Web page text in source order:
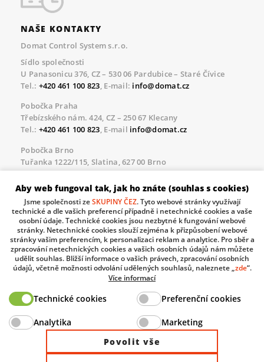
NAŠE KONTAKTY
Domat Control System s.r.o.
Sídlo společnosti
U Panasonicu 376, CZ – 530 06 Pardubice – Staré Čívice
Tel.: +420 461 100 823 , E-mail: info@domat.cz
Pobočka Praha
Třebízského nám. 424, CZ – 250 67 Klecany
Tel.: +420 461 100 823, E-mail info@domat.cz
Pobočka Brno
Tuřanka 1222/115, Slatina, 627 00 Brno
Tel.:+420 461 100 823, E-mailinfo@domat.cz
Servisní linka pro námi realizované akce
Po – Pá 8.30 – 17.00
tel:+420 733 421 878, E-mailservis@domat.cz
Technická podpora:
Tel.:+420 461 100 666 , WhatsApp:+420 603 735 402
Informace o zpracovávaných osobních údajích.
Ministry of Industry and Trade of the Czech Republic
Aby web fungoval tak, jak ho znáte (souhlas s cookies)
Jsme společnosti zeSKUPINY ČEZ. Tyto webové stránky využívají
technické a dle vašich preferencí případně i netechnické cookies a vaše
osobní údaje. Technické cookies jsou nezbytné k fungování webové
stránky. Netechnické cookies slouží zejména k přizpůsobení webové
stránky vašim preferencím, k personalizaci reklam a analytice. Pro sběr a
zpracování netechnických cookies a vašich osobních údajů nám můžete
udělit souhlas. Bližší informace o vašich právech, zpracování osobních
údajů, včetně možnosti odvolání udělených souhlasů, naleznete „zde“.
Více informací
Technické cookies Preferenční cookies
Analytika
Marketing
Povolit vše